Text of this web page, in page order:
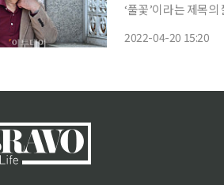
‘풀꽃’이라는 제목
2022-04-20 15:20